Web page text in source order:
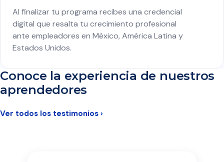
Al finalizar tu programa recibes una credencial
digital que resalta tu crecimiento profesional
ante empleadores en México, América Latina y
Estados Unidos.
Conoce la experiencia de nuestros
aprendedores
Ver todos los testimonios ›